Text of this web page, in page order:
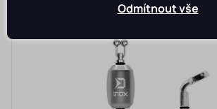
Odmítnout vše